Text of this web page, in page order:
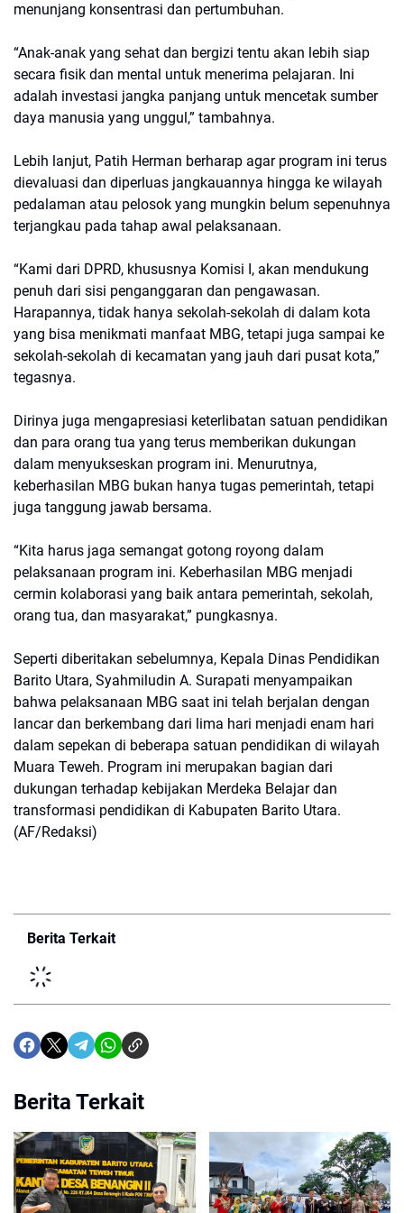
menunjang konsentrasi dan pertumbuhan.
“Anak-anak yang sehat dan bergizi tentu akan lebih siap
secara fisik dan mental untuk menerima pelajaran. Ini
adalah investasi jangka panjang untuk mencetak sumber
daya manusia yang unggul,” tambahnya.
Lebih lanjut, Patih Herman berharap agar program ini terus
dievaluasi dan diperluas jangkauannya hingga ke wilayah
pedalaman atau pelosok yang mungkin belum sepenuhnya
terjangkau pada tahap awal pelaksanaan.
“Kami dari DPRD, khususnya Komisi I, akan mendukung
penuh dari sisi penganggaran dan pengawasan.
Harapannya, tidak hanya sekolah-sekolah di dalam kota
yang bisa menikmati manfaat MBG, tetapi juga sampai ke
sekolah-sekolah di kecamatan yang jauh dari pusat kota,”
tegasnya.
Dirinya juga mengapresiasi keterlibatan satuan pendidikan
dan para orang tua yang terus memberikan dukungan
dalam menyukseskan program ini. Menurutnya,
keberhasilan MBG bukan hanya tugas pemerintah, tetapi
juga tanggung jawab bersama.
“Kita harus jaga semangat gotong royong dalam
pelaksanaan program ini. Keberhasilan MBG menjadi
cermin kolaborasi yang baik antara pemerintah, sekolah,
orang tua, dan masyarakat,” pungkasnya.
Seperti diberitakan sebelumnya, Kepala Dinas Pendidikan
Barito Utara, Syahmiludin A. Surapati menyampaikan
bahwa pelaksanaan MBG saat ini telah berjalan dengan
lancar dan berkembang dari lima hari menjadi enam hari
dalam sepekan di beberapa satuan pendidikan di wilayah
Muara Teweh. Program ini merupakan bagian dari
dukungan terhadap kebijakan Merdeka Belajar dan
transformasi pendidikan di Kabupaten Barito Utara.
(AF/Redaksi)
Berita Terkait
Berita Terkait